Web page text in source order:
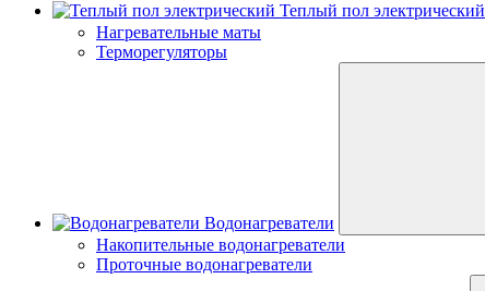
Теплый пол электрический
Нагревательные маты
Терморегуляторы
Водонагреватели
Накопительные водонагреватели
Проточные водонагреватели